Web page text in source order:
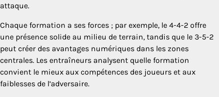
attaque.
Chaque formation a ses forces ; par exemple, le 4-4-2 offre
une présence solide au milieu de terrain, tandis que le 3-5-2
peut créer des avantages numériques dans les zones
centrales. Les entraîneurs analysent quelle formation
convient le mieux aux compétences des joueurs et aux
faiblesses de l’adversaire.